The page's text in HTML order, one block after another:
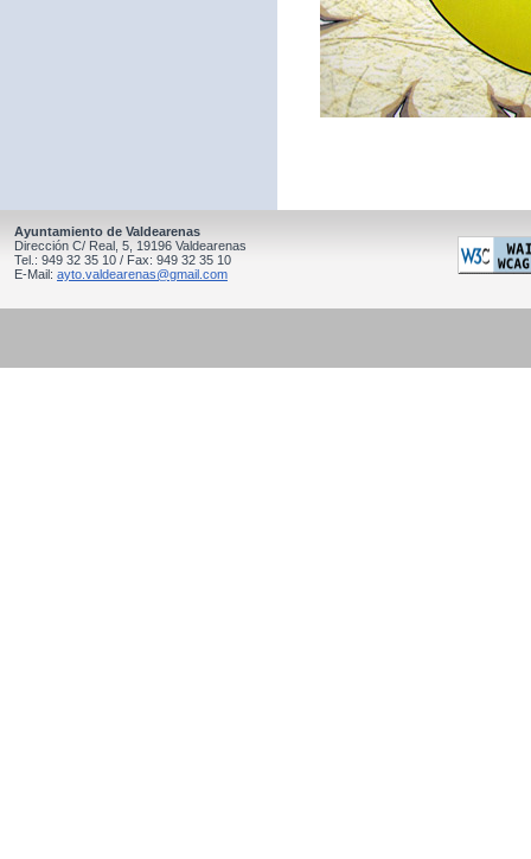
Ayuntamiento de Valdearenas
Dirección C/ Real, 5, 19196 Valdearenas
Tel.: 949 32 35 10 / Fax: 949 32 35 10
E-Mail: ayto.valdearenas@gmail.com